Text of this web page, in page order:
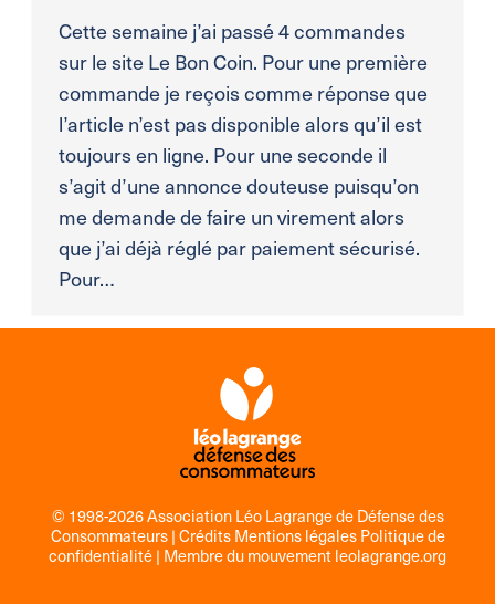
Cette semaine j’ai passé 4 commandes
sur le site Le Bon Coin. Pour une première
commande je reçois comme réponse que
l’article n’est pas disponible alors qu’il est
toujours en ligne. Pour une seconde il
s’agit d’une annonce douteuse puisqu’on
me demande de faire un virement alors
que j’ai déjà réglé par paiement sécurisé.
Pour…
© 1998-2026 Association Léo Lagrange de Défense des
Consommateurs |Crédits Mentions légales Politique de
confidentialité| Membre du mouvementleolagrange.org